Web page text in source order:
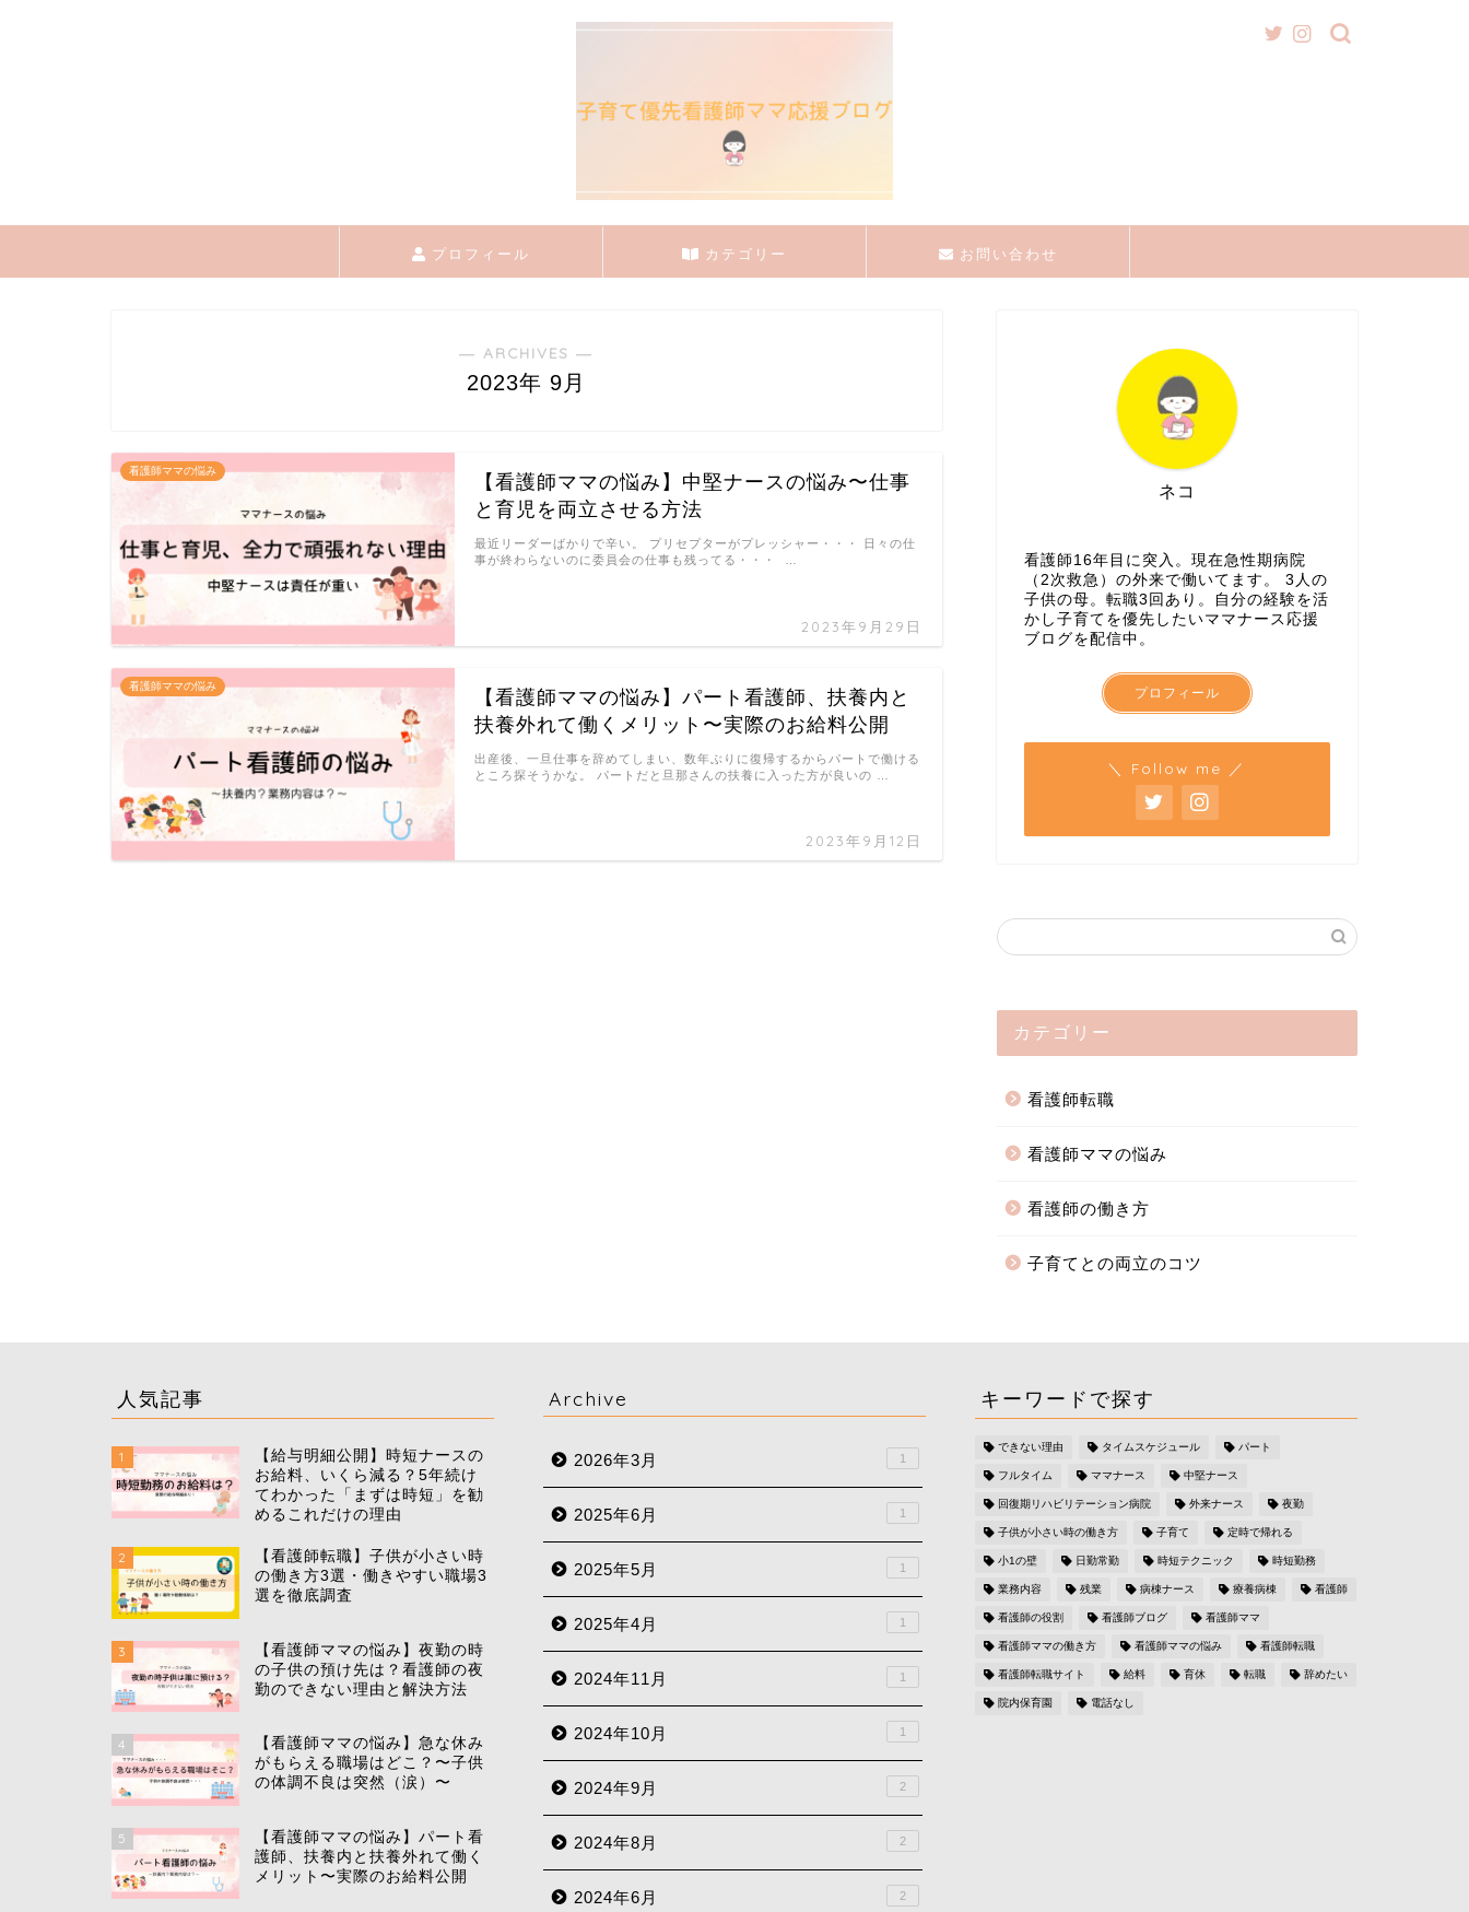
プロフィール カテゴリー お問い合わせ
― ARCHIVES ―
2023年 9月
看護師ママの悩み
【看護師ママの悩み】中堅ナースの悩み〜仕事
と育児を両立させる方法
2023年9月29日
最近リーダーばかりで辛い。 プリセプターがプレッシャー・・・ 日々の仕
事が終わらないのに委員会の仕事も残ってる・・・ …
看護師ママの悩み
【看護師ママの悩み】パート看護師、扶養内と
扶養外れて働くメリット〜実際のお給料公開
2023年9月12日
出産後、一旦仕事を辞めてしまい、数年ぶりに復帰するからパートで働ける
ところ探そうかな。 パートだと旦那さんの扶養に入った方が良いの …
ネコ
看護師16年目に突入。現在急性期病院
（2次救急）の外来で働いてます。 3人の
子供の母。転職3回あり。自分の経験を活
かし子育てを優先したいママナース応援
ブログを配信中。
プロフィール
＼ Follow me ／
カテゴリー
看護師転職
看護師ママの悩み
看護師の働き方
子育てとの両立のコツ
人気記事
1
【給与明細公開】時短ナースの
お給料、いくら減る？5年続け
てわかった「まずは時短」を勧
めるこれだけの理由
2
【看護師転職】子供が小さい時
の働き方3選・働きやすい職場3
選を徹底調査
3
【看護師ママの悩み】夜勤の時
の子供の預け先は？看護師の夜
勤のできない理由と解決方法
4
【看護師ママの悩み】急な休み
がもらえる職場はどこ？〜子供
の体調不良は突然（涙）〜
5
【看護師ママの悩み】パート看
護師、扶養内と扶養外れて働く
メリット〜実際のお給料公開
Archive
2026年3月 1
2025年6月 1
2025年5月 1
2025年4月 1
2024年11月 1
2024年10月 1
2024年9月 2
2024年8月 2
2024年6月 2
キーワードで探す
できない理由 タイムスケジュール パート
フルタイム ママナース 中堅ナース
回復期リハビリテーション病院 外来ナース 夜勤
子供が小さい時の働き方 子育て 定時で帰れる
小1の壁 日勤常勤 時短テクニック 時短勤務
業務内容 残業 病棟ナース 療養病棟 看護師
看護師の役割 看護師ブログ 看護師ママ
看護師ママの働き方 看護師ママの悩み 看護師転職
看護師転職サイト 給料 育休 転職 辞めたい
院内保育園 電話なし